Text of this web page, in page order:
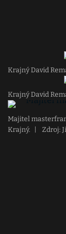
Krajný David
Krajný David
Majitel
Krajný.
Zdroj: